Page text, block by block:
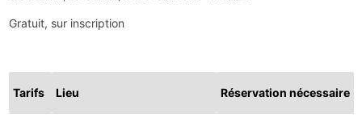
Gratuit, sur inscription
Tarifs Lieu Réservation nécessaire